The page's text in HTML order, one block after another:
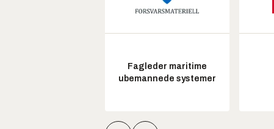
Fagleder maritime
ubemannede systemer